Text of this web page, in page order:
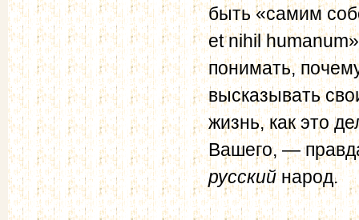
быть «самим
et nihil
понимать,
высказывать
жизнь, как это
Вашего, —
русскийнарод.